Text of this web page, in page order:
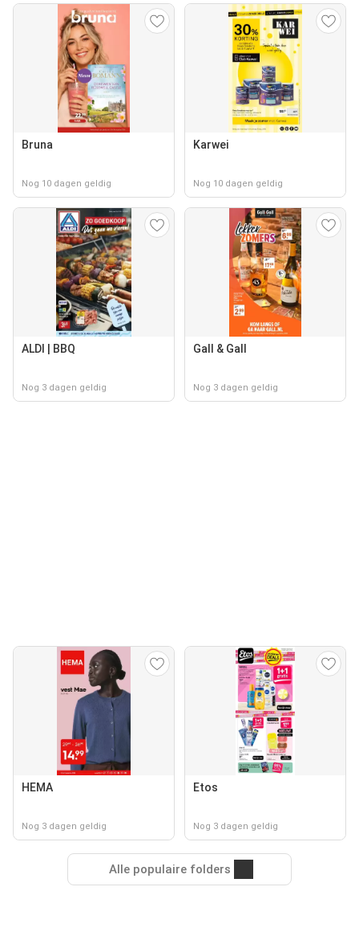
Bruna
Nog 10 dagen geldig
Karwei
Nog 10 dagen geldig
ALDI | BBQ
Nog 3 dagen geldig
Gall & Gall
Nog 3 dagen geldig
HEMA
Nog 3 dagen geldig
Etos
Nog 3 dagen geldig
Alle populaire folders